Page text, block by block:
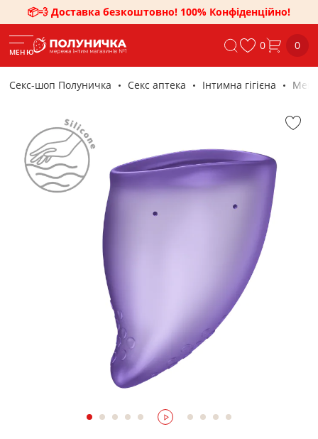
📦💨 Доставка безкоштовно! 100% Конфіденційно!
МЕНЮ 0 0
Секс-шоп Полуничка Секс аптека Інтимна гігієна